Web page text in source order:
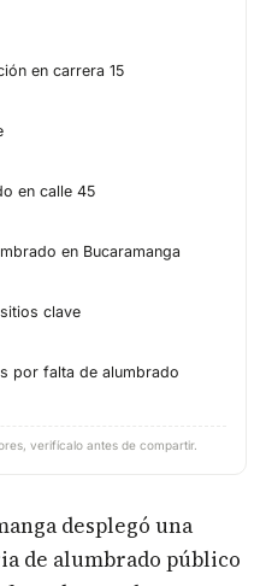
en carrera 15
en calle 45
en Bucaramanga
clave
por falta de alumbrado
verifícalo antes de compartir.
desplegó una
de alumbrado público